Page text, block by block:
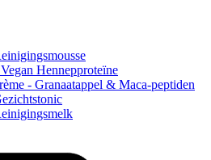
Hennepproteïne
- Granaatappel & Maca-peptiden